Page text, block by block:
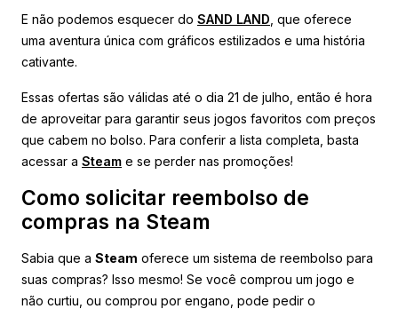
E não podemos esquecer do SAND LAND , que oferece
uma aventura única com gráficos estilizados e uma história
cativante.
Essas ofertas são válidas até o dia 21 de julho, então é hora
de aproveitar para garantir seus jogos favoritos com preços
que cabem no bolso. Para conferir a lista completa, basta
acessar a Steam e se perder nas promoções!
Como solicitar reembolso de
compras na Steam
Sabia que a Steam oferece um sistema de reembolso para
suas compras? Isso mesmo! Se você comprou um jogo e
não curtiu, ou comprou por engano, pode pedir o